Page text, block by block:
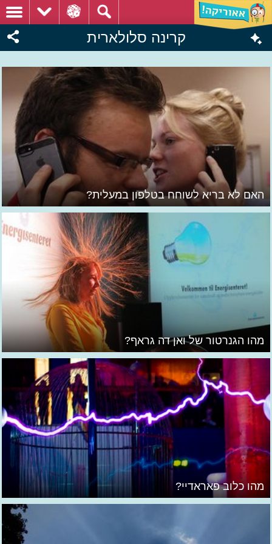
קרינה סלולארית
האם לא בריא לשוחח בטלפון במעלית?
מהו הגנרטור של ואן דה גראף?
מהו כלוב פאראדיי?